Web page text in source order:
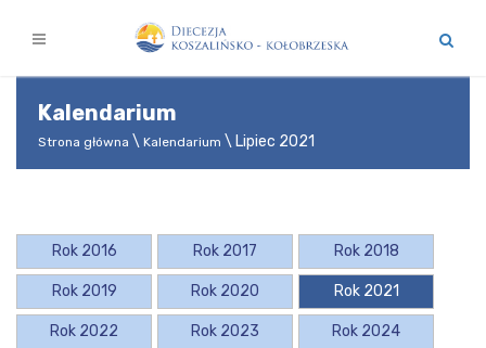
Kalendarium
Strona główna Kalendarium \ Lipiec 2021
Rok 2016 Rok 2017 Rok 2018
Rok 2019 Rok 2020 Rok 2021
Rok 2022 Rok 2023 Rok 2024